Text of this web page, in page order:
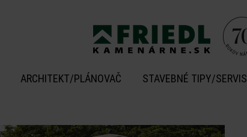
ARCHITEKT/PLÁNOVAČ STAVEBNÉ TIPY/SERVIS